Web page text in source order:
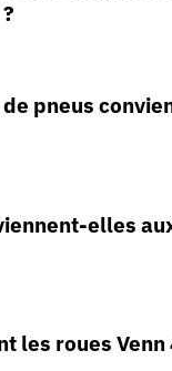
pneus
elles
les roues Venn